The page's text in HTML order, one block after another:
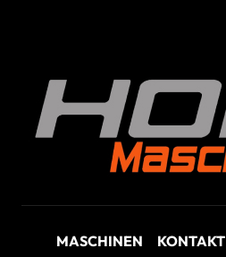
MASCHINEN KONTAKT